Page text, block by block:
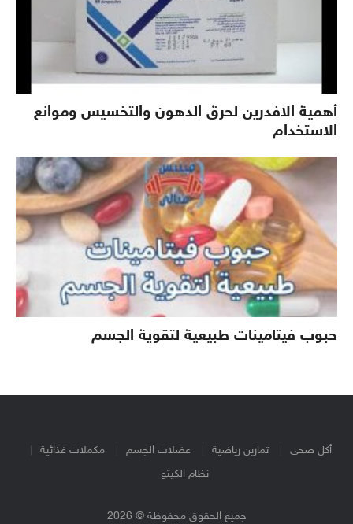
أهمية الافدرين لحرق الدهون والتخسيس وموانع
الاستخدام
حبوب فيتامينات طبيعية لتقوية الجسم
أكل صحى تمارين رياضية عضلات الجسم
مكملات غذائية
نظام الكيتو
جميع الحقوق محفوظة © 2026